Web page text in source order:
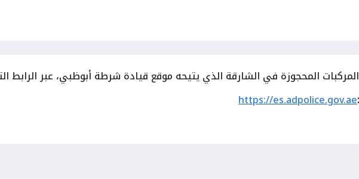
المحجوزة في الشارقة الذي يتيحه موقع قيادة شرطة أبوظبي، عبر الرابط
https://es.adpolice.gov.ae